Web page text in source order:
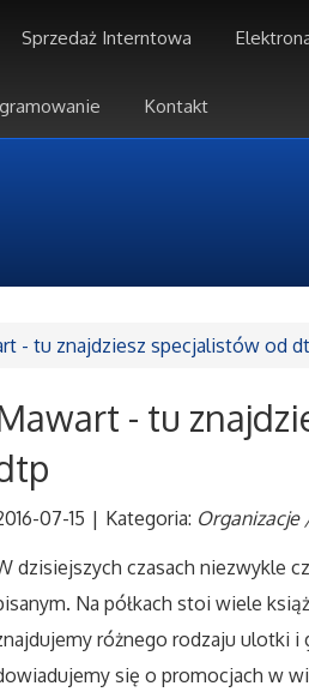
Sprzedaż Interntowa
Kontakt
- tu znajdziesz specjalistów od
- tu
07-15 | Kategoria: Organizacje
dzisiejszych czasach niezwykle
Na półkach stoi wiele
różnego rodzaju ulotki
się o promocjach w